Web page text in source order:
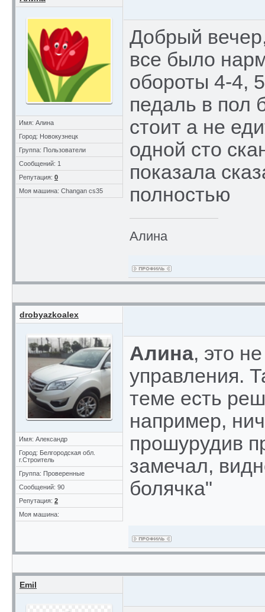
Имя: Алина
Город: Новокузнецк
Группа: Пользователи
Сообщений: 1
Репутация: 0
Моя машина: Changan cs35
Добрый
все было
обороты 4-4,
педаль в пол
стоит а не
одной сто
показала
полностью
Алина
drobyazkoalex
Имя: Александр
Город: Белгородская обл.
г.Строитель
Группа: Проверенные
Сообщений: 90
Репутация: 2
Моя машина:
Алина, это
управления.
теме есть
например,
прошурудив
замечал,
болячка"
Emil